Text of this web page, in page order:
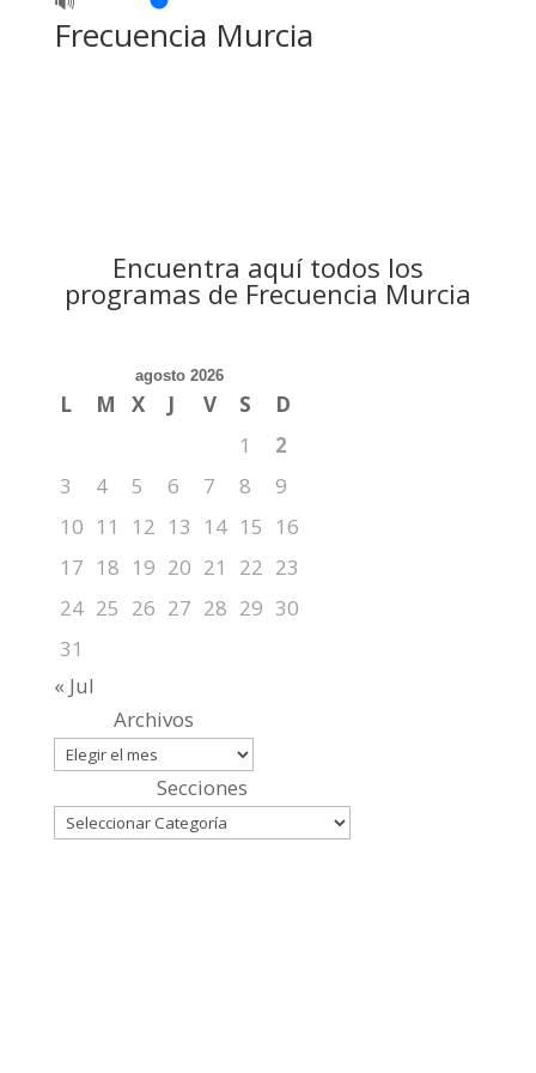
Frecuencia Murcia
Encuentra aquí todos los
programas de Frecuencia Murcia
agosto 2026
L M X J V S
D
1
2
3
4 5 6 7 8
9
10 11 12 13 14 15
16
17 18 19 20 21 22 23
24 25 26 27 28 29 30
31
« Jul
Archivos
Secciones